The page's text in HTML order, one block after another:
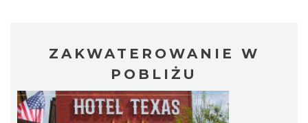
ZAKWATEROWANIE W
POBLIŻU